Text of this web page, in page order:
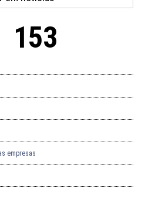
153
empresas